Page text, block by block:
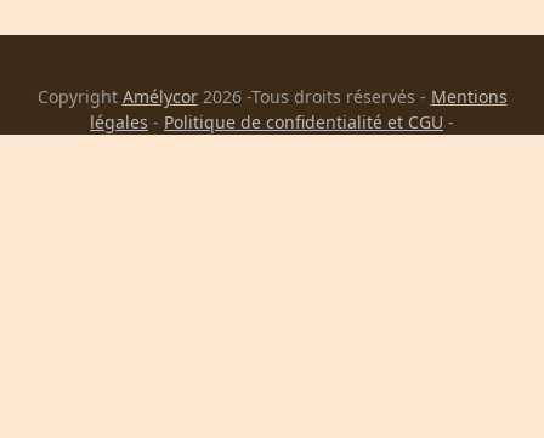
Copyright Amélycor2026 -Tous droits réservés - Mentions
légales - Politique de confidentialité et CGU -